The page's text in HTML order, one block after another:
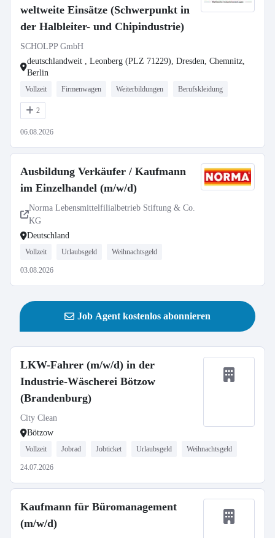
weltweite Einsätze (Schwerpunkt in
der Halbleiter- und Chipindustrie)
SCHOLPP GmbH
deutschlandweit , Leonberg (PLZ 71229), Dresden, Chemnitz,
Berlin
Vollzeit Firmenwagen Weiterbildungen Berufskleidung
2
06.08.2026
Ausbildung Verkäufer / Kaufmann
im Einzelhandel (m/w/d)
Norma Lebensmittelfilialbetrieb Stiftung & Co.
KG
Deutschland
Vollzeit Urlaubsgeld Weihnachtsgeld
03.08.2026
Job Agent kostenlos abonnieren
LKW-Fahrer (m/w/d) in der
Industrie-Wäscherei Bötzow
(Brandenburg)
City Clean
Bötzow
Vollzeit Jobrad Jobticket Urlaubsgeld Weihnachtsgeld
24.07.2026
Kaufmann für Büromanagement
(m/w/d)